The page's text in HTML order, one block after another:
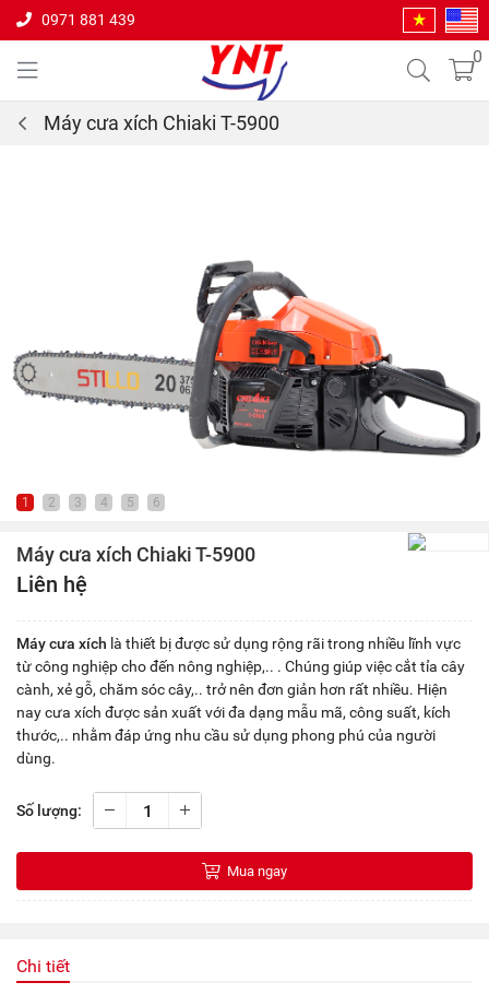
0971 881 439
0
Máy cưa xích Chiaki T-5900
1 2 3 4 5 6
Máy cưa xích Chiaki T-5900
Liên hệ
Máy cưa xích là thiết bị được sử dụng rộng rãi trong nhiều lĩnh vực
từ công nghiệp cho đến nông nghiệp,.. . Chúng giúp việc cắt tỉa cây
cành, xẻ gỗ, chăm sóc cây,.. trở nên đơn giản hơn rất nhiều. Hiện
nay cưa xích được sản xuất với đa dạng mẫu mã, công suất, kích
thước,.. nhằm đáp ứng nhu cầu sử dụng phong phú của người
dùng.
Số lượng:
Mua ngay
Chi tiết